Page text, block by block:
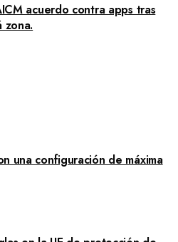
acuerdo contra apps tras
zona.
una configuración de máxima